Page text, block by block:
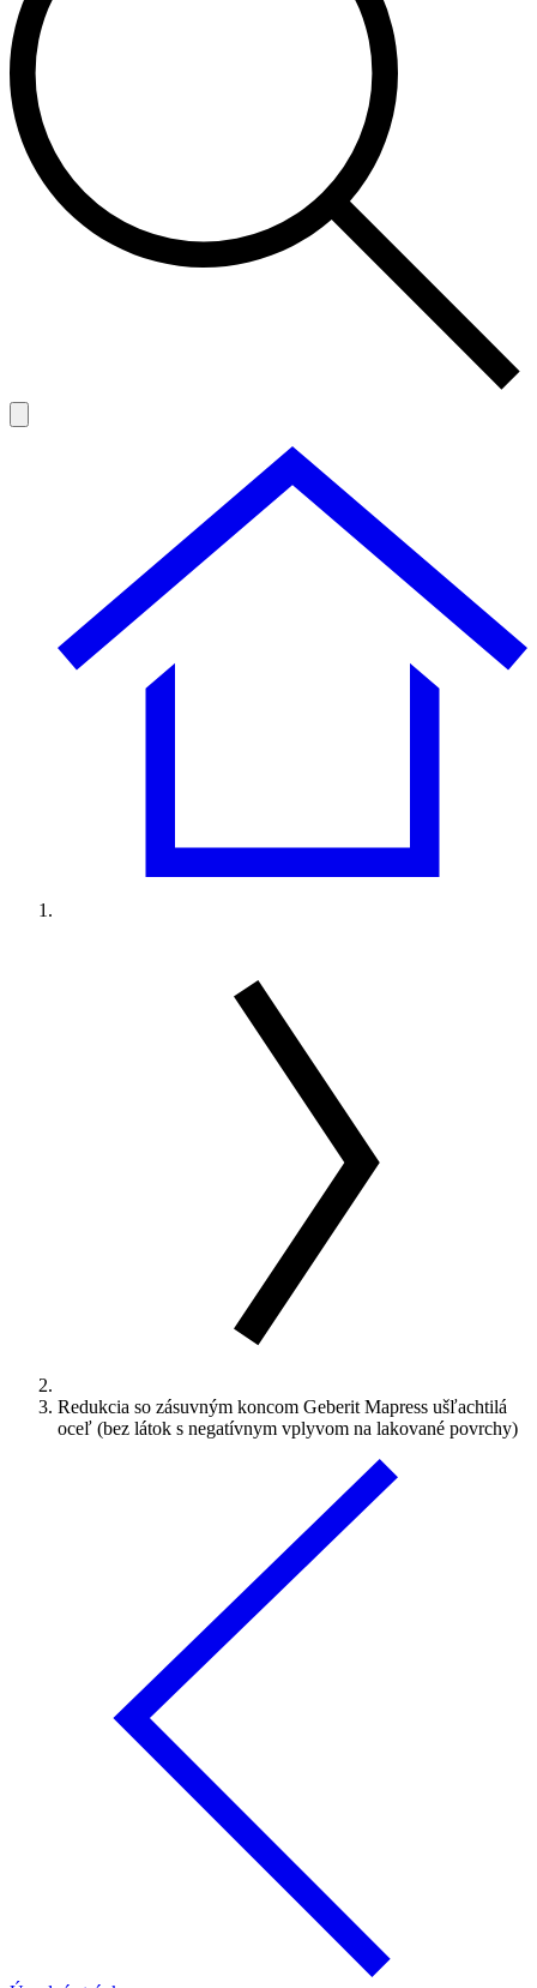
Redukcia so zásuvným koncom Geberit Mapress ušľachtilá
oceľ (bez látok s negatívnym vplyvom na lakované povrchy)